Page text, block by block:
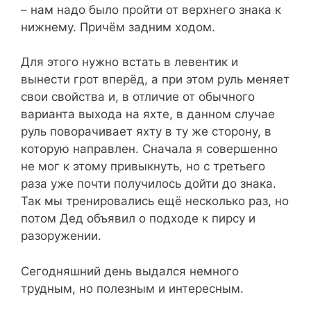
– нам надо было пройти от верхнего знака к
нижнему. Причём задним ходом.
Для этого нужно встать в левентик и
вынести грот вперёд, а при этом руль меняет
свои свойства и, в отличие от обычного
варианта выхода на яхте, в данном случае
руль поворачивает яхту в ту же сторону, в
которую направлен. Сначала я совершенно
не мог к этому привыкнуть, но с третьего
раза уже почти получилось дойти до знака.
Так мы тренировались ещё несколько раз, но
потом Дед объявил о подходе к пирсу и
разоружении.
Сегодняшний день выдался немного
трудным, но полезным и интересным.